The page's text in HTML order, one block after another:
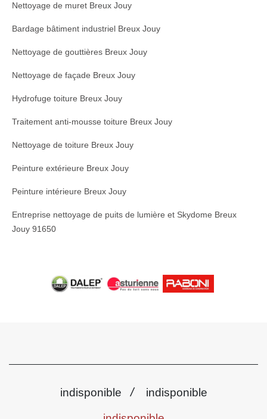
Nettoyage de muret Breux Jouy
Bardage bâtiment industriel Breux Jouy
Nettoyage de gouttières Breux Jouy
Nettoyage de façade Breux Jouy
Hydrofuge toiture Breux Jouy
Traitement anti-mousse toiture Breux Jouy
Nettoyage de toiture Breux Jouy
Peinture extérieure Breux Jouy
Peinture intérieure Breux Jouy
Entreprise nettoyage de puits de lumière et Skydome Breux
Jouy 91650
indisponible / indisponible